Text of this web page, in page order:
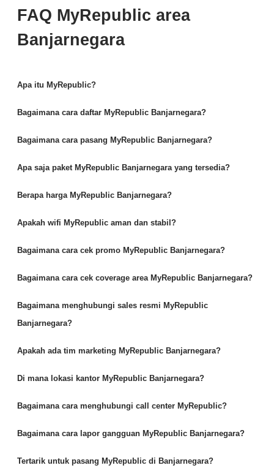
FAQ MyRepublic area
Banjarnegara
Apa itu MyRepublic?
Bagaimana cara daftar MyRepublic Banjarnegara?
Bagaimana cara pasang MyRepublic Banjarnegara?
Apa saja paket MyRepublic Banjarnegara yang tersedia?
Berapa harga MyRepublic Banjarnegara?
Apakah wifi MyRepublic aman dan stabil?
Bagaimana cara cek promo MyRepublic Banjarnegara?
Bagaimana cara cek coverage area MyRepublic Banjarnegara?
Bagaimana menghubungi sales resmi MyRepublic
Banjarnegara?
Apakah ada tim marketing MyRepublic Banjarnegara?
Di mana lokasi kantor MyRepublic Banjarnegara?
Bagaimana cara menghubungi call center MyRepublic?
Bagaimana cara lapor gangguan MyRepublic Banjarnegara?
Tertarik untuk pasang MyRepublic di Banjarnegara?